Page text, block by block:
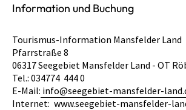
Information und Buchung
Tourismus-Information Mansfelder Land
Pfarrstraße 8
06317 Seegebiet Mansfelder Land - OT
Tel.: 034774 444 0
E-Mail: info@seegebiet-mansfelder-
Internet: www.seegebiet-mansfelder-